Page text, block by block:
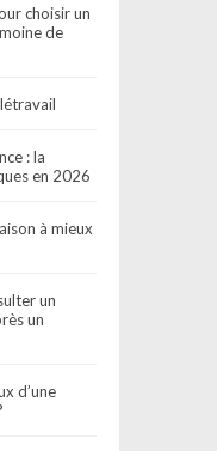
choisir un
de
: la
en 2026
à mieux
un
un
d’une